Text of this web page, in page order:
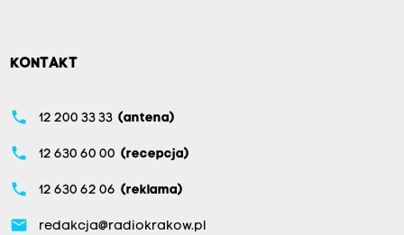
KONTAKT
phone 12 200 33 33 (antena)
phone 12 630 60 00 (recepcja)
phone 12 630 62 06 (reklama)
email redakcja@radiokrakow.pl